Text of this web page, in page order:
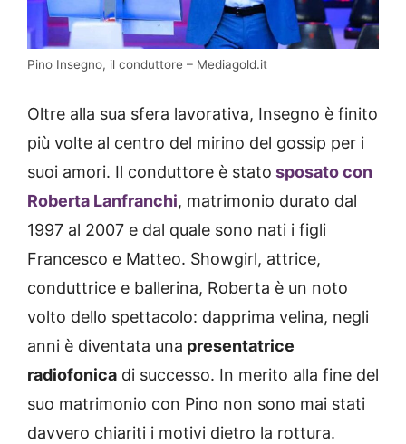
Pino Insegno, il conduttore – Mediagold.it
Oltre alla sua sfera lavorativa, Insegno è finito
più volte al centro del mirino del gossip per i
suoi amori. Il conduttore è stato sposato con
Roberta Lanfranchi, matrimonio durato dal
1997 al 2007 e dal quale sono nati i figli
Francesco e Matteo. Showgirl, attrice,
conduttrice e ballerina, Roberta è un noto
volto dello spettacolo: dapprima velina, negli
anni è diventata una presentatrice
radiofonica di successo. In merito alla fine del
suo matrimonio con Pino non sono mai stati
davvero chiariti i motivi dietro la rottura.